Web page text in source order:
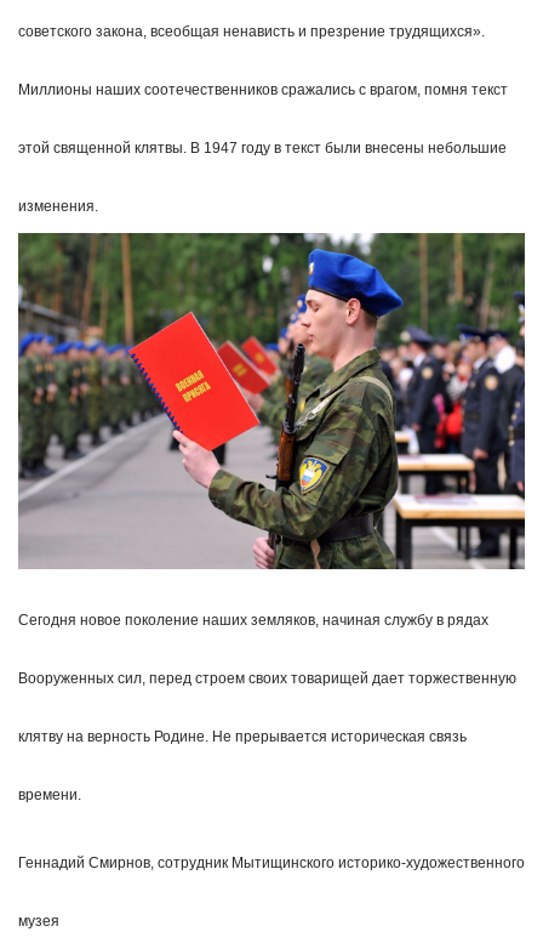
советского закона, всеобщая ненависть и презрение трудящихся».
Миллионы наших соотечественников сражались с врагом, помня текст
этой священной клятвы. В 1947 году в текст были внесены небольшие
изменения.
Сегодня новое поколение наших земляков, начиная службу в рядах
Вооруженных сил, перед строем своих товарищей дает торжественную
клятву на верность Родине. Не прерывается историческая связь
времени.
Геннадий Смирнов, сотрудник Мытищинского историко-художественного
музея